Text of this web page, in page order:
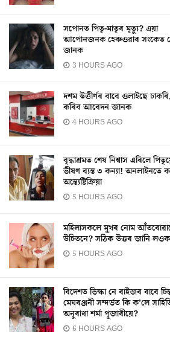
সপোনত পিতৃ-মাতৃৰ মৃত্যু? এয়া
আপোনজনক হেৰুওৱাৰ সংকেত
জানক
3 HOURS AGO
দশম উত্তীৰ্ণৰ বাবে ওলাইছে
কৰিব আবেদন জানক
4 HOURS AGO
বৃদ্ধাশ্ৰমত শেষ নিশ্বাস এৰিলে
ভীষণ ব্যস্ত ৩ কন্যা! অনলাইনতে
অন্ত্যেষ্টিক্ৰিয়া
5 HOURS AGO
মহিলাসকলে মুখৰ নোম
উচিতনে? সঠিক উত্তৰ জানি লওক
5 HOURS AGO
বিদেশত ভিক্ষা নে ৰাইজৰ বাবে
মেঘৰঞ্জনী সন্দৰ্ভত কি ক’লে
অনুৰাধা শৰ্মা পূজাৰীয়ে?
6 HOURS AGO